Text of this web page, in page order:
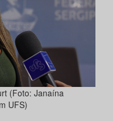
(Foto: Janaína
UFS)